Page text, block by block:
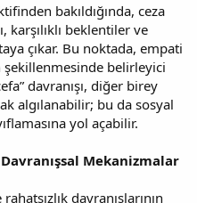
bakıldığında, ceza
karşılıklı beklentiler ve
çıkar. Bu noktada, empati
şekillenmesinde belirleyici
davranışı, diğer birey
algılanabilir; bu da sosyal
yol açabilir.
Mekanizmalar
davranışlarının